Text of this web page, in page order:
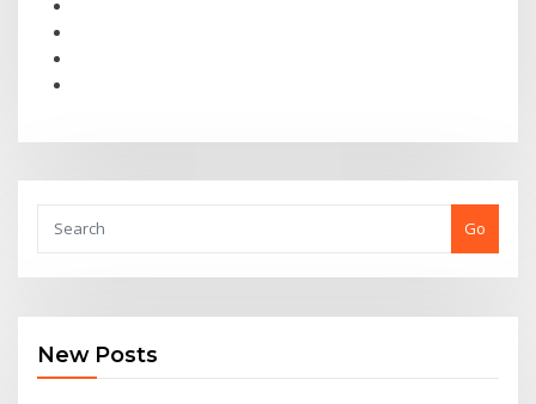
Go
New Posts